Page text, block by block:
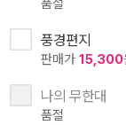
품절
풍경편지
판매가 15,300
나의 무한대
품절